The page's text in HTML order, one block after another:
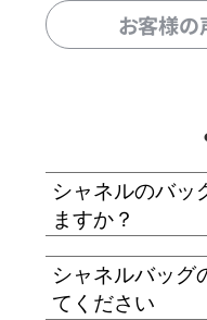
お客様
シャネルのバッ
ますか？
シャネルバッグ
てください